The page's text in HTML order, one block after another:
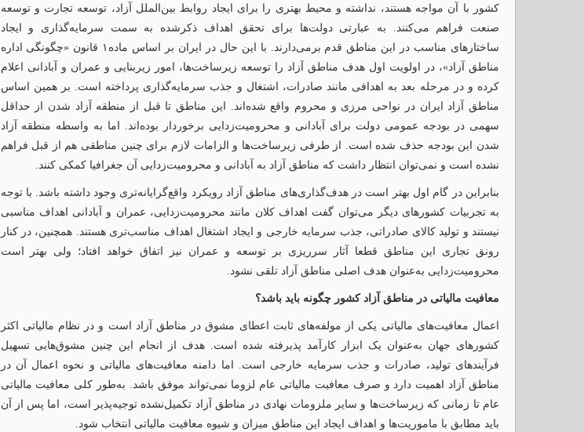
کشور با آن مواجه هستند، نداشته و محیط بهتری را برای ایجاد روابط بین‌الملل آزاد، توسعه تجارت و توسعه
صنعت فراهم می‌کنند. به عبارتی دولت‌ها برای تحقق اهداف ذکرشده به سمت سرمایه‌گذاری و ایجاد
ساختارهای مناسب در این مناطق قدم برمی‌دارند. با این حال در ایران بر اساس ماده۱ قانون «چگونگی اداره
مناطق آزاد»، در اولویت اول هدف مناطق آزاد را توسعه زیرساخت‌ها، امور زیربنایی و عمران و آبادانی اعلام
کرده و در مرحله بعد به اهدافی مانند صادرات، اشتغال و جذب سرمایه‌گذاری پرداخته است. بر همین اساس
مناطق آزاد ایران در نواحی مرزی و محروم واقع شده‌اند. این مناطق تا قبل از منطقه آزاد شدن از حداقل
سهمی در بودجه عمومی دولت برای آبادانی و محرومیت‌زدایی برخوردار بوده‌اند. اما به واسطه منطقه آزاد
شدن این بودجه حذف شده است. از طرفی زیرساخت‌ها و الزامات لازم برای چنین مناطقی هم از قبل فراهم
نشده است و نمی‌توان انتظار داشت که مناطق آزاد به آبادانی و محرومیت‌زدایی آن جغرافیا کمکی کنند.
بنابراین در گام اول بهتر است در هدف‌گذاری‌های مناطق آزاد رویکرد واقع‌گرایانه‌تری وجود داشته باشد. با توجه
به تجربیات کشورهای دیگر می‌توان گفت اهداف کلان مانند محرومیت‌زدایی، عمران و آبادانی اهداف مناسبی
نیستند و تولید کالای صادراتی، جذب سرمایه خارجی و ایجاد اشتغال اهداف مناسب‌تری هستند. همچنین، در کنار
رونق تجاری این مناطق قطعا آثار سرریزی بر توسعه و عمران نیز اتفاق خواهد افتاد؛ ولی بهتر است
محرومیت‌زدایی به‌عنوان هدف اصلی مناطق آزاد تلقی نشود.
معافیت مالیاتی در مناطق آزاد کشور چگونه باید باشد؟
اعمال معافیت‌های مالیاتی یکی از مولفه‌های ثابت اعطای مشوق در مناطق آزاد است و در نظام مالیاتی اکثر
کشورهای جهان به‌عنوان یک ابزار کارآمد پذیرفته شده است. هدف از انجام این چنین مشوق‌هایی تسهیل
فرآیندهای تولید، صادرات و جذب سرمایه‌ خارجی است. اما دامنه معافیت‌های مالیاتی و نحوه اعمال آن در
مناطق آزاد اهمیت دارد و صرف معافیت مالیاتی عام لزوما نمی‌تواند موفق باشد. به‌طور کلی معافیت مالیاتی
عام تا زمانی که زیرساخت‌ها و سایر ملزومات نهادی در مناطق آزاد تکمیل‌نشده توجیه‌پذیر است، اما پس از آن
باید مطابق با ماموریت‌ها و اهداف ایجاد این مناطق میزان و شیوه معافیت مالیاتی انتخاب شود.